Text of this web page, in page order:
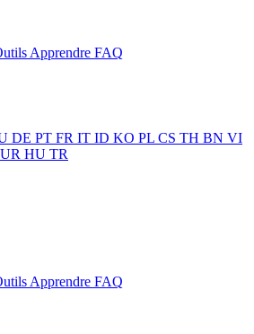
Apprendre FAQ
DE PT FR IT ID KO PL CS TH BN VI
UR HU TR
Apprendre FAQ